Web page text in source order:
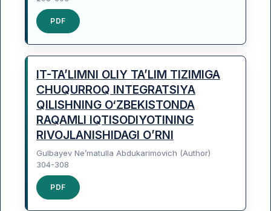
PDF
IT-TA’LIMNI OLIY TA’LIM TIZIMIGA
CHUQURROQ INTEGRATSIYA
QILISHNING O‘ZBEKISTONDA
RAQAMLI IQTISODIYOTINING
RIVOJLANISHIDAGI O’RNI
Gulbayev Ne’matulla Abdukarimovich (Author)
304-308
PDF